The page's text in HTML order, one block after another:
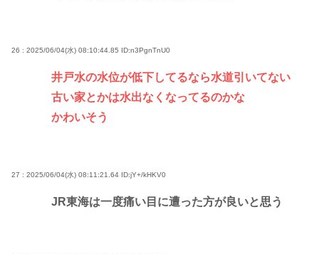
26 : 2025/06/04(水) 08:10:44.85 ID:n3PgnTnU0
井戸水の水位が低下してるなら水道引いてない
古い家とかは水出なくなってるのかな
かわいそう
27 : 2025/06/04(水) 08:11:21.64 ID:jY+/kHKV0
JR東海は一度痛い目に遭った方が良いと思う